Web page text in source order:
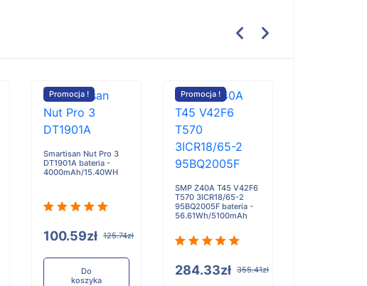
Promocja !
Smartisan Nut Pro 3
DT1901A bateria -
4000mAh/15.40WH
100.59zł 125.74zł
Do
koszyka
Promocja !
SMP Z40A T45 V42F6
T570 3ICR18/65-2
95BQ2005F bateria -
56.61Wh/5100mAh
284.33zł 355.41zł